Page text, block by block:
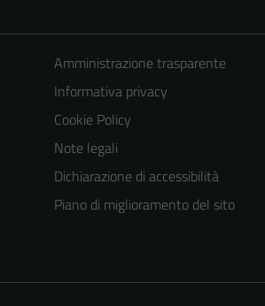
Amministrazione trasparente
Informativa privacy
Cookie Policy
Note legali
Dichiarazione di accessibilità
Piano di miglioramento del sito
Tecnici
Questi cookie
possono